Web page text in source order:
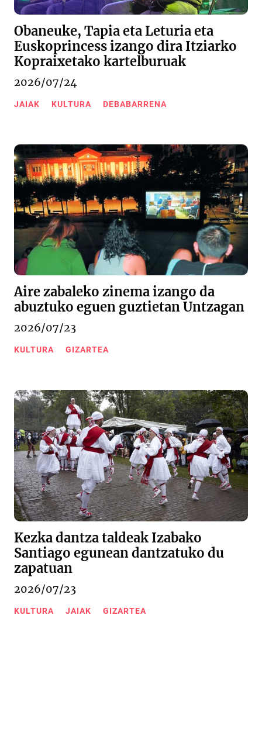
Obaneuke, Tapia eta Leturia eta
Euskoprincess izango dira Itziarko
Kopraixetako kartelburuak
2026/07/24
JAIAK KULTURA DEBABARRENA
Aire zabaleko zinema izango da
abuztuko eguen guztietan Untzagan
2026/07/23
KULTURA GIZARTEA
Kezka dantza taldeak Izabako
Santiago egunean dantzatuko du
zapatuan
2026/07/23
KULTURA JAIAK GIZARTEA